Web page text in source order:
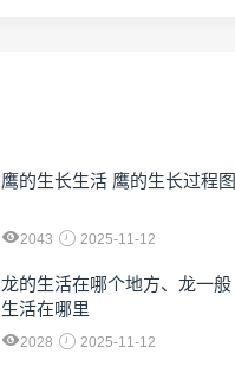
鹰的生长生活 鹰的生长过程图
2043 2025-11-12
龙的生活在哪个地方、龙一般
生活在哪里
2028 2025-11-12